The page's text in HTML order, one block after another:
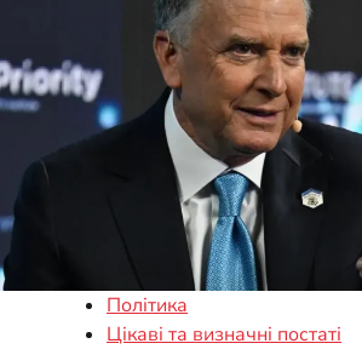
Політика
Цікаві та визначні постаті